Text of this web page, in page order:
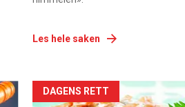
Les hele saken
Forsiden
DAGENS RETT